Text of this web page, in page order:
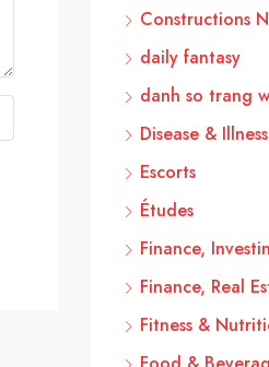
Constructions
daily fantasy
danh so trang
Disease &
Escorts
Études
Finance,
Finance, Real
Fitness &